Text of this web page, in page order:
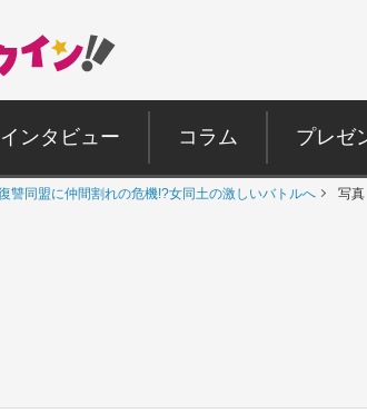
インタビュー コラム プレゼ
讐同盟に仲間割れの危機!?女同土の激しいバトルへ 写真